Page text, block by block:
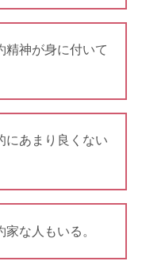
精神が身に付いて
にあまり良くない
な人もいる。